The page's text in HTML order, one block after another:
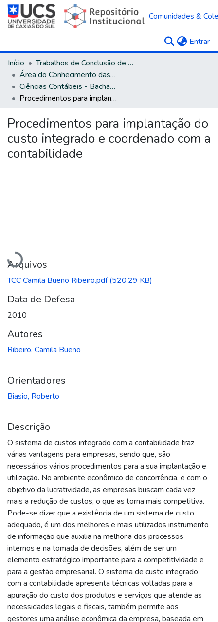
Comunidades &
Entrar
Início
Trabalhos de Conclusão de Curso
Área do Conhecimento das Ciências Sociais Aplicadas
Ciências Contábeis - Bacharelado
Procedimentos para implantação do custo integrado e coordenado com a contabilidade
Procedimentos para implantação do
custo integrado e coordenado com a
contabilidade
Carregando...
Arquivos
TCC Camila Bueno Ribeiro.pdf(520.29 KB)
Data de Defesa
2010
Autores
Ribeiro, Camila Bueno
Orientadores
Biasio, Roberto
Descrição
O sistema de custos integrado com a contabilidade traz
várias vantagens para empresas, sendo que, são
necessários vários procedimentos para a sua implantação e
utilização. No ambiente econômico de concorrência, e com o
objetivo da lucratividade, as empresas buscam cada vez
mais a redução de custos, o que as torna mais competitiva.
Pode-se dizer que a existência de um sistema de custo
adequado, é um dos melhores e mais utilizados instrumento
de informação que auxilia na melhoria dos processos
internos e na tomada de decisões, além de ser um
elemento estratégico importante para a competitividade e
para a gestão empresarial. O sistema de custo integrado
com a contabilidade apresenta técnicas voltadas para a
apuração do custo dos produtos e serviços que atende as
necessidades legais e fiscais, também permite aos
gestores uma análise econômica da empresa, baseada em